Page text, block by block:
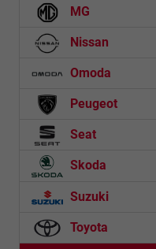
MG
Nissan
Omoda
Peugeot
Seat
Skoda
Suzuki
Toyota